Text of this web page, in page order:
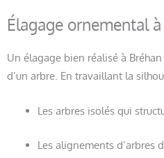
Élagage ornemental
Un élagage bien réalisé à
d’un arbre. En travaillant la
Les arbres isolés qui
Les alignements d’arbres